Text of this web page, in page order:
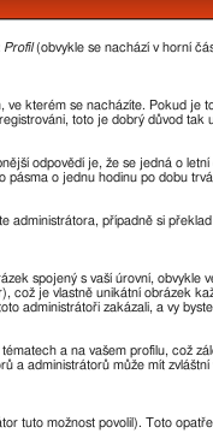
Profil(obvykle se nachází v horní
kterém se nacházíte. Pokud je
toto je dobrý důvod tak
odpovědí je, že se jedná o
pásma o jednu hodinu po dobu
případně si
spojený s vaší úrovní,
je vlastně unikátní obrázek
administrátoři zakázali, a vy
a na vašem profilu, což
administrátorů může mít
tuto možnost povolil). Toto